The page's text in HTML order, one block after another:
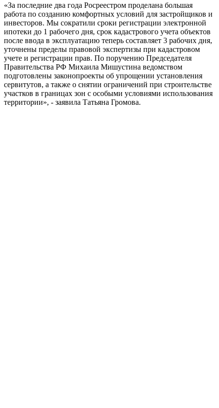
«За последние два года Росреестром проделана большая
работа по созданию комфортных условий для застройщиков и
инвесторов. Мы сократили сроки регистрации электронной
ипотеки до 1 рабочего дня, срок кадастрового учета объектов
после ввода в эксплуатацию теперь составляет 3 рабочих дня,
уточнены пределы правовой экспертизы при кадастровом
учете и регистрации прав. По поручению Председателя
Правительства РФ Михаила Мишустина ведомством
подготовлены законопроекты об упрощении установления
сервитутов, а также о снятии ограничений при строительстве
участков в границах зон с особыми условиями использования
территории», - заявила Татьяна Громова.